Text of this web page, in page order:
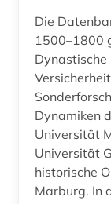
Die
1500–1800
Dynastische
Dynamiken
Universität
Universität
historische
Marburg. In